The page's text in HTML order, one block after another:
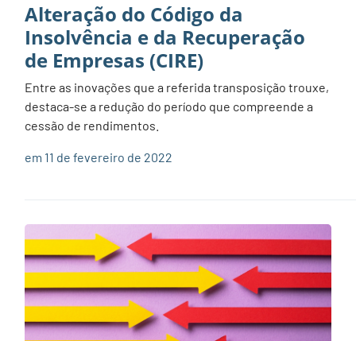
Alteração do Código da
Insolvência e da Recuperação
de Empresas (CIRE)
Entre as inovações que a referida transposição trouxe,
destaca-se a redução do período que compreende a
cessão de rendimentos.
em 11 de fevereiro de 2022